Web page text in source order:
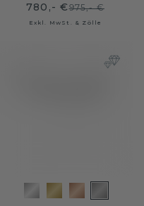
780,- €975,- €
Exkl. MwSt. & Zölle